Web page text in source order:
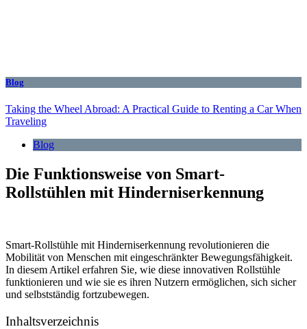
Blog
Taking the Wheel Abroad: A Practical Guide to Renting a Car When
Traveling
Blog
Die Funktionsweise von Smart-
Rollstühlen mit Hinderniserkennung
Smart-Rollstühle mit Hinderniserkennung revolutionieren die
Mobilität von Menschen mit eingeschränkter Bewegungsfähigkeit.
In diesem Artikel erfahren Sie, wie diese innovativen Rollstühle
funktionieren und wie sie es ihren Nutzern ermöglichen, sich sicher
und selbstständig fortzubewegen.
Inhaltsverzeichnis